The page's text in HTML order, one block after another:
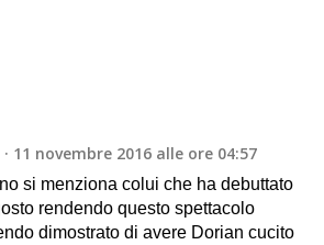
11 novembre 2016 alle ore 04:57
si menziona colui che ha debuttato
rendendo questo spettacolo
dimostrato di avere Dorian cucito